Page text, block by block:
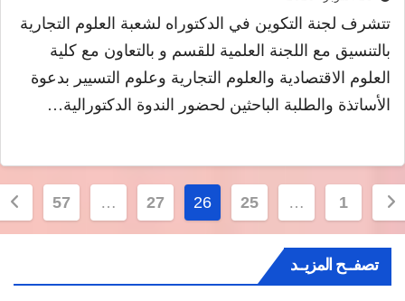
تتشرف لجنة التكوين في الدكتوراه لشعبة العلوم التجارية
بالتنسيق مع اللجنة العلمية للقسم و بالتعاون مع كلية
العلوم الاقتصادية والعلوم التجارية وعلوم التسيير بدعوة
الأساتذة والطلبة الباحثين لحضور الندوة الدكتورالية…
…
25
26
27
…
57
تصفــح المزيــد